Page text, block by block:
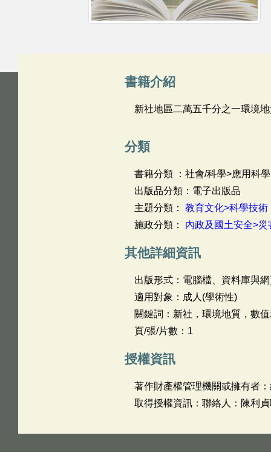
書籍介紹
新社地區二萬五千分之一環境
分類
書籍分類 ：社會/科學>應用科學
出版品分類：電子出版品
主題分類： 教育文化>科學技術
施政分類： 內政及國土安全>
其他詳細資訊
出版形式：電腦檔、資料庫與
適用對象：成人(學術性)
關鍵詞：新社，環境地質，數
頁/張/片數：1
授權資訊
著作財產權管理機關或擁有者
取得授權資訊：聯絡人：陳利